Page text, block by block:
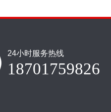
24小时服务热线
18701759826